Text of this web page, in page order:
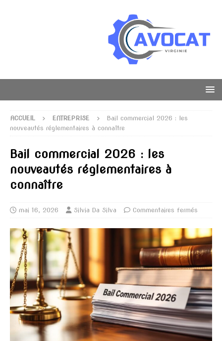
ACCUEIL ENTREPRISE
Bail commercial 2026 : les
nouveautés réglementaires à connaître
Bail commercial 2026 : les
nouveautés réglementaires à
connaître
mai 16, 2026 Silvia Da Silva Commentaires fermés